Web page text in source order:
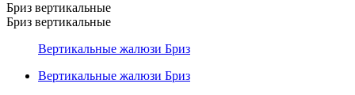
Бриз вертикальные
Бриз вертикальные
Вертикальные жалюзи Бриз
Вертикальные жалюзи Бриз